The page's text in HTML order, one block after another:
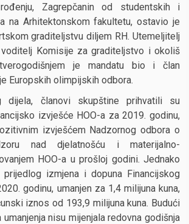
Zagrepčanin od studentskih i
na Arhitektonskom fakultetu, ostavio je
graditeljstvu diljem RH. Utemeljitelj
Komisije za graditeljstvo i okoliš
je mandatu bio i član
Europskih olimpijskih odbora.
dijela, članovi skupštine prihvatili su
izvješće HOO-a za 2019. godinu,
izvješćem Nadzornog odbora o
nad djelatnošću i materijalno-
HOO-a u prošloj godini. Jednako
izmjena i dopuna Financijskog
godinu, umanjen za 1,4 milijuna kuna,
iznos od 193,9 milijuna kuna. Budući
nisu mijenjala redovna godišnja